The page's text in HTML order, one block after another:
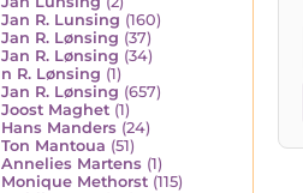
Jan R. Lunsing (160)
Jan R. Lønsing (37)
Jan R. Lønsing (34)
n R. Lønsing (1)
Jan R. Lønsing (657)
Joost Maghet (1)
Hans Manders (24)
Ton Mantoua (51)
Annelies Martens (1)
Monique Methorst (115)